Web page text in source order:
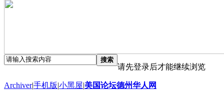
搜索
请先登录后才能继续浏览
Archiver|手机版|小黑屋|美国论坛德州华人网